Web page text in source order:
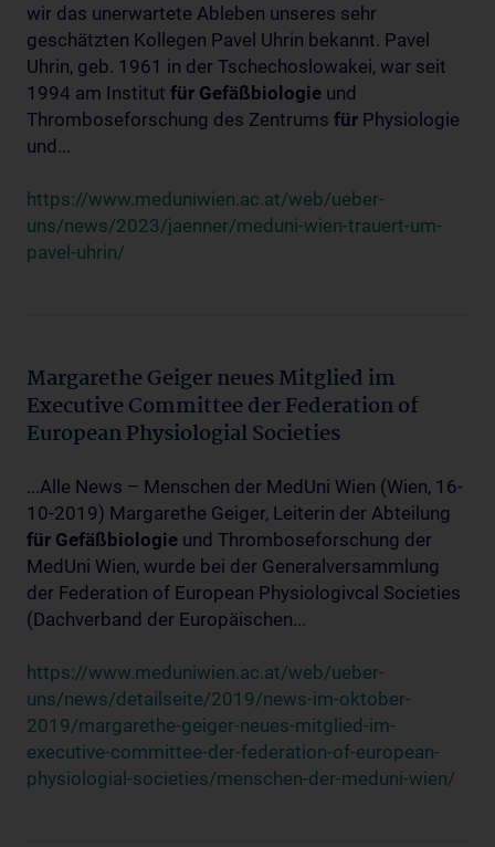
wir das unerwartete Ableben unseres sehr
geschätzten Kollegen Pavel Uhrin bekannt. Pavel
Uhrin, geb. 1961 in der Tschechoslowakei, war seit
1994 am Institut für Gefäßbiologie und
Thromboseforschung des Zentrums für Physiologie
und...
https://www.meduniwien.ac.at/web/ueber-
uns/news/2023/jaenner/meduni-wien-trauert-um-
pavel-uhrin/
Margarethe Geiger neues Mitglied im
Executive Committee der Federation of
European Physiologial Societies
...Alle News – Menschen der MedUni Wien (Wien, 16-
10-2019) Margarethe Geiger, Leiterin der Abteilung
für Gefäßbiologie und Thromboseforschung der
MedUni Wien, wurde bei der Generalversammlung
der Federation of European Physiologivcal Societies
(Dachverband der Europäischen...
https://www.meduniwien.ac.at/web/ueber-
uns/news/detailseite/2019/news-im-oktober-
2019/margarethe-geiger-neues-mitglied-im-
executive-committee-der-federation-of-european-
physiologial-societies/menschen-der-meduni-wien/